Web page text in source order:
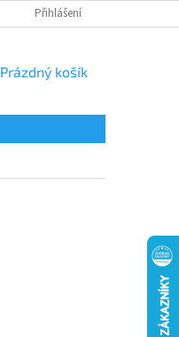
Přihlášení
NÁKUPNÍ
Prázdný košík